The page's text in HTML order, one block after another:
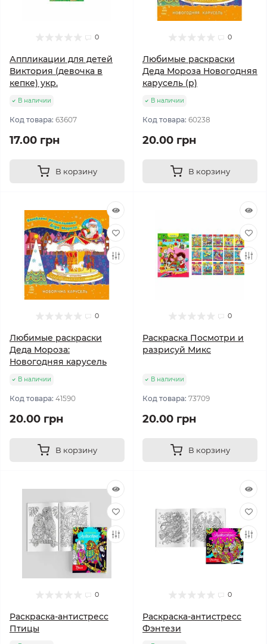
0
Аппликации для детей
Виктория (девочка в
кепке) укр.
В наличии
Код товара: 63607
17.00 грн
В корзину
0
Любимые раскраски
Деда Мороза Новогодняя
карусель (р)
В наличии
Код товара: 60238
20.00 грн
В корзину
0
Любимые раскраски
Деда Мороза:
Новогодняя карусель
В наличии
Код товара: 41590
20.00 грн
В корзину
0
Раскраска Посмотри и
разрисуй Микс
В наличии
Код товара: 73709
20.00 грн
В корзину
0
Раскраска-антистресс
Птицы
0
Раскраска-антистресс
Фэнтези